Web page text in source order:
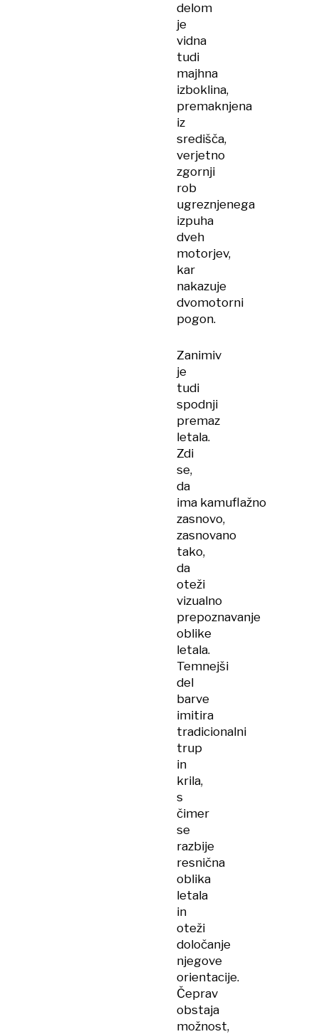
delom
je
vidna
tudi
majhna
izboklina,
premaknjena
iz
središča,
verjetno
zgornji
rob
ugreznjenega
izpuha
dveh
motorjev,
kar
nakazuje
dvomotorni
pogon.
Zanimiv
je
tudi
spodnji
premaz
letala.
Zdi
se,
da
ima kamuflažno
zasnovo,
zasnovano
tako,
da
oteži
vizualno
prepoznavanje
oblike
letala.
Temnejši
del
barve
imitira
tradicionalni
trup
in
krila,
s
čimer
se
razbije
resnična
oblika
letala
in
oteži
določanje
njegove
orientacije.
Čeprav
obstaja
možnost,